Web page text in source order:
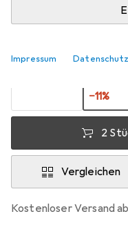
Impressum
Lieferort angeben
1 Stück
2 Stück
−11%
2
Vergleichen
Kostenloser Versand